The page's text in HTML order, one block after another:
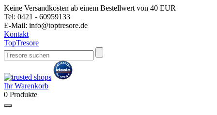
Keine Versandkosten ab einem Bestellwert von 40 EUR
Tel: 0421 - 60959133
E-Mail: info@toptresore.de
Kontakt
TopTresore
Ihr Warenkorb
0 Produkte